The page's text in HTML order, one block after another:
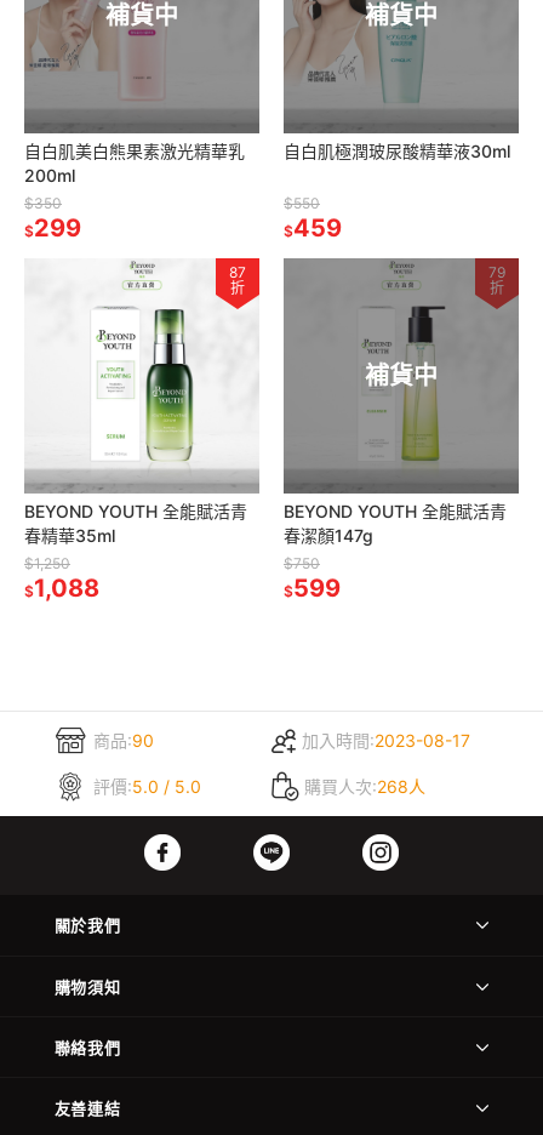
補貨中
自白肌美白熊果素激光精華乳
200ml
$350
$299
補貨中
自白肌極潤玻尿酸精華液30ml
$550
$459
87
折
BEYOND YOUTH 全能賦活青
春精華35ml
$1,250
$1,088
補貨中
79
折
BEYOND YOUTH 全能賦活青
春潔顏147g
$750
$599
商品:90 加入時間:2023-08-17
評價:5.0 / 5.0 購買人次:268人
關於我們
購物須知
聯絡我們
友善連結